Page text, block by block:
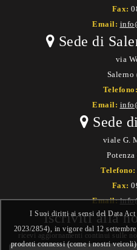
Fax:
Email:
Sede di
via
Salerno
Telefono:
Email:
Sede
viale G.
Telefono:
Fax:
Email:
Iscriviti alla
ricevi aggiornamenti continui sulle
I Suoi diritti ai sensi del Data
2023/2854), in vigore dal 12
prodotti connessi (come i nostri